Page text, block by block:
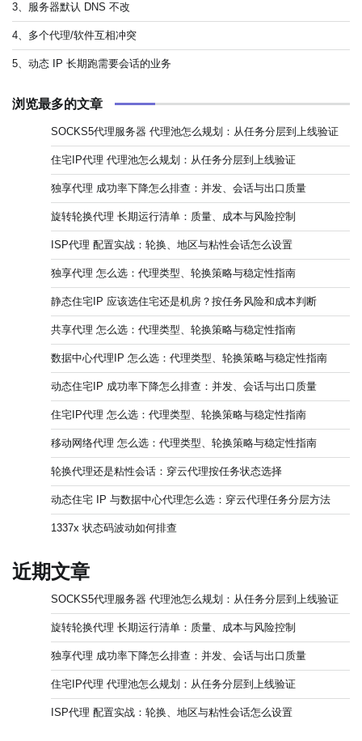
3、服务器默认 DNS 不改
4、多个代理/软件互相冲突
5、动态 IP 长期跑需要会话的业务
浏览最多的文章
SOCKS5代理服务器 代理池怎么规划：从任务分层到上线验证
住宅IP代理 代理池怎么规划：从任务分层到上线验证
独享代理 成功率下降怎么排查：并发、会话与出口质量
旋转轮换代理 长期运行清单：质量、成本与风险控制
ISP代理 配置实战：轮换、地区与粘性会话怎么设置
独享代理 怎么选：代理类型、轮换策略与稳定性指南
静态住宅IP 应该选住宅还是机房？按任务风险和成本判断
共享代理 怎么选：代理类型、轮换策略与稳定性指南
数据中心代理IP 怎么选：代理类型、轮换策略与稳定性指南
动态住宅IP 成功率下降怎么排查：并发、会话与出口质量
住宅IP代理 怎么选：代理类型、轮换策略与稳定性指南
移动网络代理 怎么选：代理类型、轮换策略与稳定性指南
轮换代理还是粘性会话：穿云代理按任务状态选择
动态住宅 IP 与数据中心代理怎么选：穿云代理任务分层方法
1337x 状态码波动如何排查
近期文章
SOCKS5代理服务器 代理池怎么规划：从任务分层到上线验证
旋转轮换代理 长期运行清单：质量、成本与风险控制
独享代理 成功率下降怎么排查：并发、会话与出口质量
住宅IP代理 代理池怎么规划：从任务分层到上线验证
ISP代理 配置实战：轮换、地区与粘性会话怎么设置